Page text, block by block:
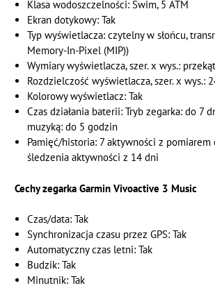
Klasa wodoszczelności: Swim, 5 ATM
Ekran dotykowy: Tak
Typ wyświetlacza: czytelny w słońcu,
Memory-In-Pixel (MIP))
Wymiary wyświetlacza, szer. x wys.:
Rozdzielczość wyświetlacza, szer. x wys.:
Kolorowy wyświetlacz: Tak
Czas działania baterii: Tryb zegarka: do 7
muzyką: do 5 godzin
Pamięć/historia: 7 aktywności z pomiarem
śledzenia aktywności z 14 dni
Cechy zegarka Garmin Vivoactive 3 Music
Czas/data: Tak
Synchronizacja czasu przez GPS: Tak
Automatyczny czas letni: Tak
Budzik: Tak
Minutnik: Tak